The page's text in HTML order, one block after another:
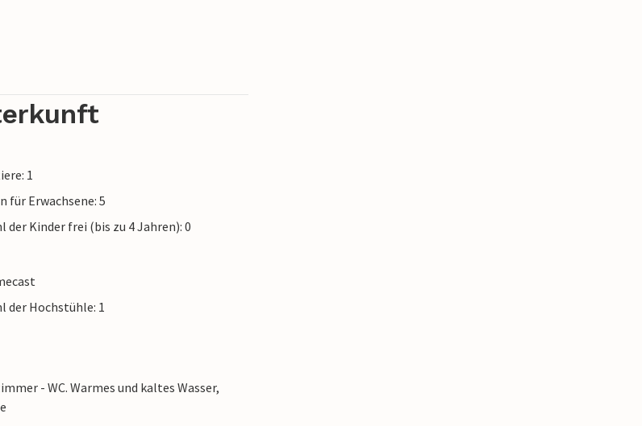
1
für Erwachsene: 5
der Kinder frei (bis zu 4 Jahren): 0
der Hochstühle: 1
- WC. Warmes und kaltes Wasser,